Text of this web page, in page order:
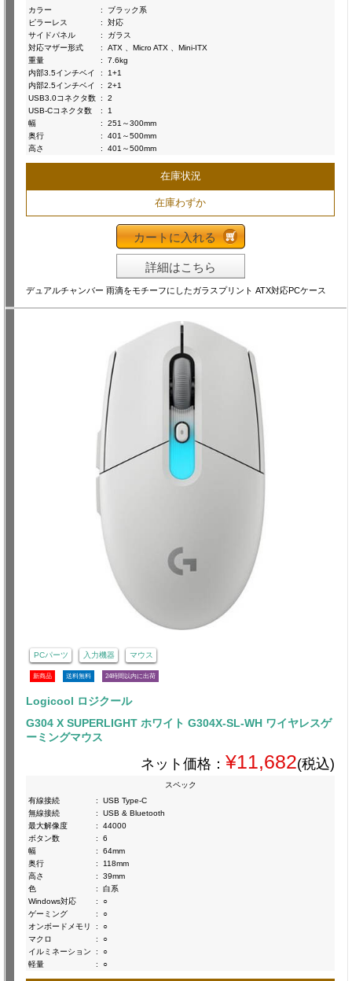
カラー
:
ブラック系
ピラーレス
:
対応
サイドパネル
:
ガラス
対応マザー形式
:
ATX 、Micro ATX 、Mini-ITX
重量
:
7.6kg
内部3.5インチベイ
:
1+1
内部2.5インチベイ
:
2+1
USB3.0コネクタ数 :
2
USB-Cコネクタ数
:
1
幅
:
251～300mm
奥行
:
401～500mm
高さ
: 401～500mm
在庫状況
在庫わずか
カートに入れる
詳細はこちら
デュアルチャンバー 雨滴をモチーフにしたガラスプリント ATX対応PCケース
PCパーツ 入力機器 マウス
新商品 送料無料 24時間以内に出荷
Logicool ロジクール
G304 X SUPERLIGHT ホワイト G304X-SL-WH ワイヤレスゲ
ーミングマウス
ネット価格： ¥11,682(税込)
スペック
有線接続
:
USB Type-C
無線接続
:
USB & Bluetooth
最大解像度
:
44000
ボタン数
:
6
幅
:
64mm
奥行
:
118mm
高さ
:
39mm
色
:
白系
Windows対応
:
○
ゲーミング
:
○
オンボードメモリ
:
○
マクロ
:
○
イルミネーション
:
○
軽量
: ○